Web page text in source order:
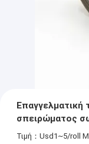
Επαγγελματική
σπειρώματος
θερμοκρασίες
Τιμή：Usd1~5/roll